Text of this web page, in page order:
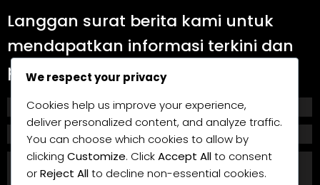
Langgan surat berita kami untuk
mendapatkan informasi terkini dan
panduan berguna.
We respect your privacy
Cookies help us improve your experience,
deliver personalized content, and analyze traffic.
You can choose which cookies to allow by
clicking Customize. ClickAccept Allto consent
orReject Allto decline non-essential cookies.